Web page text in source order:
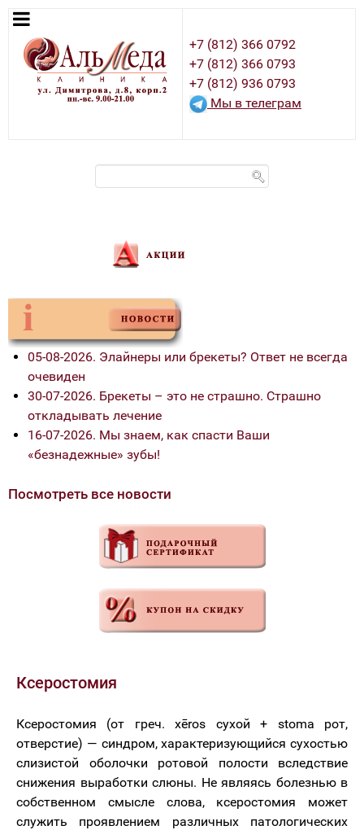
+7 (812) 366 0792
+7 (812) 366 0793
+7 (812) 936 0793
Мы в телеграм
05-08-2026. Элайнеры или брекеты? Ответ не всегда
очевиден
30-07-2026. Брекеты – это не страшно. Страшно
откладывать лечение
16-07-2026. Мы знаем, как спасти Ваши
«безнадежные» зубы!
Посмотреть все новости
Ксеростомия
Ксеростомия (от греч. xēros сухой + stoma рот,
отверстие) — синдром, характеризующийся сухостью
слизистой оболочки ротовой полости вследствие
снижения выработки слюны. Не являясь болезнью в
собственном смысле слова, ксеростомия может
служить проявлением различных патологических